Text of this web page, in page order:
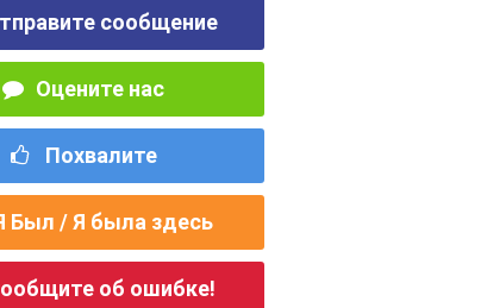
сообщение
Оцените нас
Похвалите
Был / Я была здесь
об ошибке!